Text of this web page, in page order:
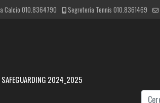
Calcio 010.8364790 Segreteria Tennis 010.8361469
SAFEGUARDING 2024_2025
Cerca